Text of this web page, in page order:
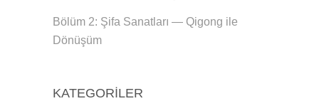
Bölüm 2: Şifa Sanatları — Qigong ile
Dönüşüm
KATEGORILER